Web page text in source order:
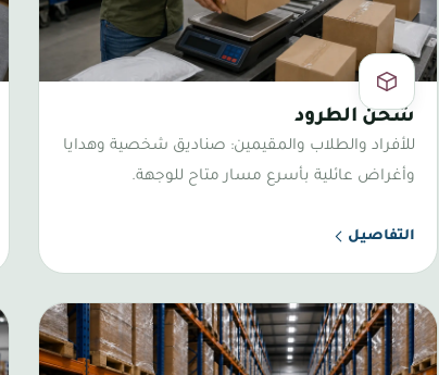
من طرد واحد
شحن الطرود
للأفراد والطلاب والمقيمين: صناديق شخصية وهدايا
وأغراض عائلية بأسرع مسار متاح للوجهة.
التفاصيل